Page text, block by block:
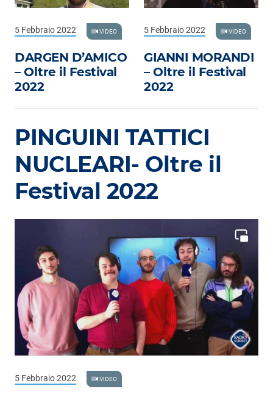
DARGEN D’AMICO
– Oltre il Festival
2022
5 Febbraio 2022 VIDEO
GIANNI MORANDI
– Oltre il Festival
2022
5 Febbraio 2022 VIDEO
PINGUINI TATTICI
NUCLEARI- Oltre il
Festival 2022
5 Febbraio 2022 VIDEO